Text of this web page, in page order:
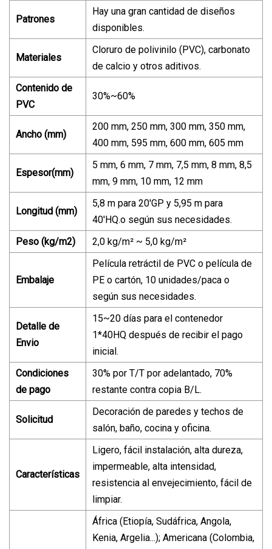
Patrones
Hay una gran cantidad de diseños
disponibles.
Materiales
Cloruro de polivinilo (PVC), carbonato
de calcio y otros aditivos.
Contenido de
PVC
30%~60%
Ancho (mm)
200 mm, 250 mm, 300 mm, 350 mm,
400 mm, 595 mm, 600 mm, 605 mm
Espesor(mm)
5 mm, 6 mm, 7 mm, 7,5 mm, 8 mm, 8,5
mm, 9 mm, 10 mm, 12 mm
Longitud (mm)
5,8 m para 20'GP y 5,95 m para
40'HQ.o según sus necesidades.
Peso (kg/m2)
2,0 kg/m² ~ 5,0 kg/m²
Embalaje
Película retráctil de PVC o película de
PE o cartón, 10 unidades/paca o
según sus necesidades.
Detalle de
Envio
15~20 días para el contenedor
1*40HQ después de recibir el pago
inicial.
Condiciones
de pago
30% por T/T por adelantado, 70%
restante contra copia B/L.
Solicitud
Decoración de paredes y techos de
salón, baño, cocina y oficina.
Características
Ligero, fácil instalación, alta dureza,
impermeable, alta intensidad,
resistencia al envejecimiento, fácil de
limpiar.
África (Etiopía, Sudáfrica, Angola,
Kenia, Argelia...); Americana (Colombia,